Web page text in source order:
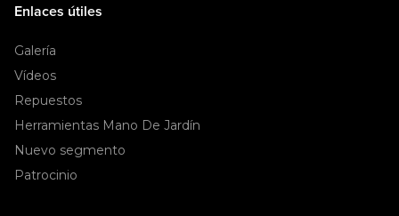
Enlaces útiles
Galería
Vídeos
Repuestos
Herramientas Mano De Jardín
Nuevo segmento
Patrocinio